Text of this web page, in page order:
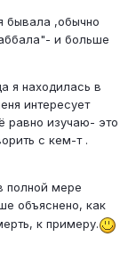
бывала ,обычно
и больше
я находилась в
интересует
равно изучаю- это
с кем-т .
полной мере
объяснено, как
к примеру.